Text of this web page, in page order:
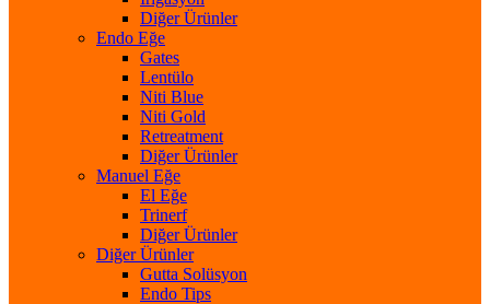
Diğer Ürünler
Endo Eğe
Gates
Lentülo
Niti Blue
Niti Gold
Retreatment
Diğer Ürünler
Manuel Eğe
El Eğe
Trinerf
Diğer Ürünler
Diğer Ürünler
Gutta Solüsyon
Endo Tips